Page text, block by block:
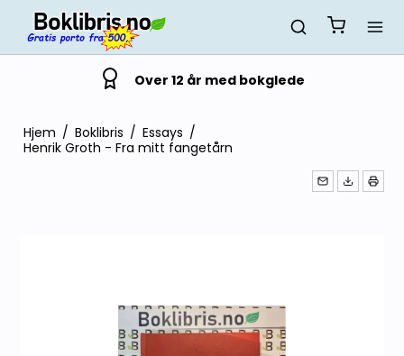
Over 12 år med bokglede
Hjem / Boklibris / Essays /
Henrik Groth - Fra mitt fangetårn